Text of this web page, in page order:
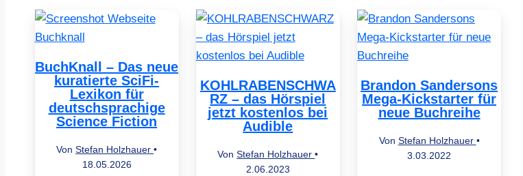
BuchKnall – Das neue
kuratierte SciFi-
Lexikon für
deutschsprachige
Science Fiction
VonStefan Holzhauer•
18.05.2026
KOHLRABENSCHWA
RZ – das Hörspiel
jetzt kostenlos bei
Audible
VonStefan Holzhauer•
2.06.2023
Brandon Sandersons
Mega-Kickstarter für
neue Buchreihe
Von Stefan Holzhauer •
3.03.2022